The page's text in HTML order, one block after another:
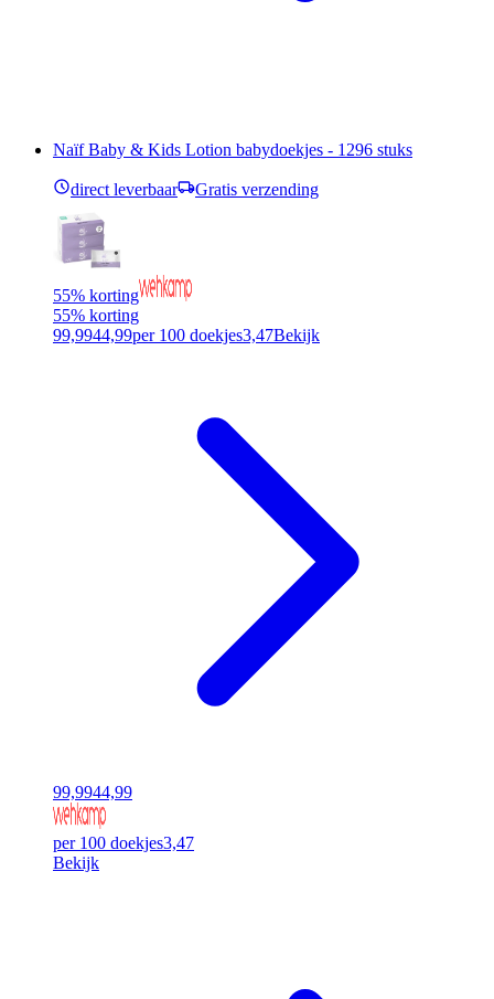
Naïf Baby & Kids Lotion babydoekjes - 1296 stuks
direct leverbaar Gratis verzending
55% korting
55% korting
99,9944,99per 100 doekjes3,47Bekijk
99,9944,99
per 100 doekjes3,47
Bekijk